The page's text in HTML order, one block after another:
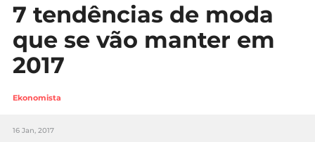
Carreira
Casa
Lifestyle
Sociedade
7 tendências de moda
que se vão manter em
2017
Ekonomista
16 Jan, 2017